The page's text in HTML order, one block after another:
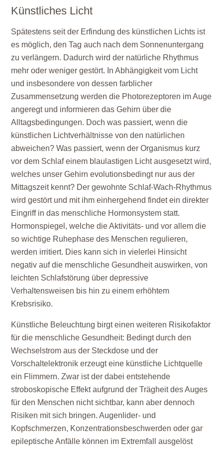
Künstliches Licht
Spätestens seit der Erfindung des künstlichen Lichts ist
es möglich, den Tag auch nach dem Sonnenuntergang
zu verlängern. Dadurch wird der natürliche Rhythmus
mehr oder weniger gestört. In Abhängigkeit vom Licht
und insbesondere von dessen farblicher
Zusammensetzung werden die Photorezeptoren im Auge
angeregt und informieren das Gehirn über die
Alltagsbedingungen. Doch was passiert, wenn die
künstlichen Lichtverhältnisse von den natürlichen
abweichen? Was passiert, wenn der Organismus kurz
vor dem Schlaf einem blaulastigen Licht ausgesetzt wird,
welches unser Gehirn evolutionsbedingt nur aus der
Mittagszeit kennt? Der gewohnte Schlaf-Wach-Rhythmus
wird gestört und mit ihm einhergehend findet ein direkter
Eingriff in das menschliche Hormonsystem statt.
Hormonspiegel, welche die Aktivitäts- und vor allem die
so wichtige Ruhephase des Menschen regulieren,
werden irritiert. Dies kann sich in vielerlei Hinsicht
negativ auf die menschliche Gesundheit auswirken, von
leichten Schlafstörung über depressive
Verhaltensweisen bis hin zu einem erhöhtem
Krebsrisiko.
Künstliche Beleuchtung birgt einen weiteren Risikofaktor
für die menschliche Gesundheit: Bedingt durch den
Wechselstrom aus der Steckdose und der
Vorschaltelektronik erzeugt eine künstliche Lichtquelle
ein Flimmern. Zwar ist der dabei entstehende
stroboskopische Effekt aufgrund der Trägheit des Auges
für den Menschen nicht sichtbar, kann aber dennoch
Risiken mit sich bringen. Augenlider- und
Kopfschmerzen, Konzentrationsbeschwerden oder gar
epileptische Anfälle können im Extremfall ausgelöst